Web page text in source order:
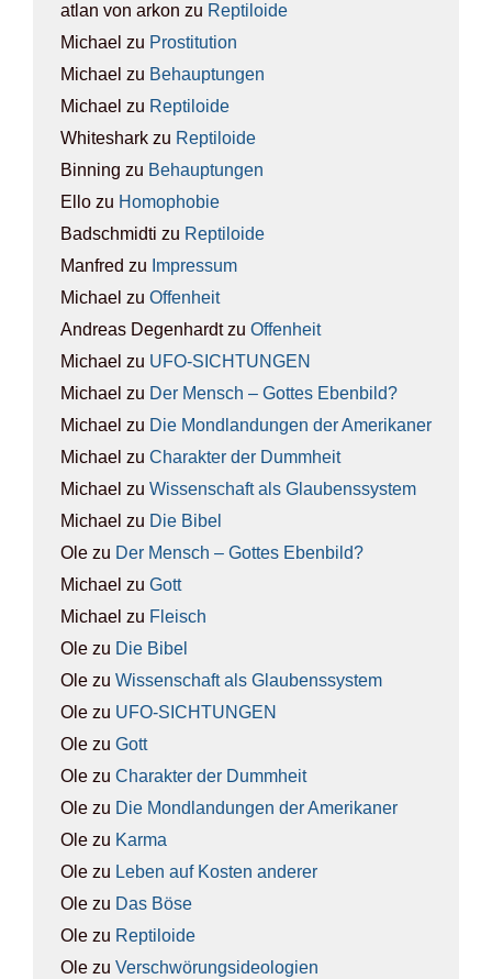
atlan von arkon zu Rep­ti­lo­ide
Michael zu Pro­sti­tu­ti­on
Michael zu Behaup­tun­gen
Michael zu Rep­ti­lo­ide
Whiteshark zu Rep­ti­lo­ide
Binning zu Behaup­tun­gen
Ello zu Homo­pho­bie
Badschmidti zu Rep­ti­lo­ide
Manfred zu Impres­sum
Michael zu Offen­heit
Andreas Degenhardtzu Offen­heit
Michael zu UFO-SICH­TUN­GEN
Michael zu Der Mensch – Got­tes Eben­bild?
Michael zu Die Mond­lan­dun­gen der Ame­ri­ka­ner
Michael zu Cha­rak­ter der Dumm­heit
Michael zu Wis­sen­schaft als Glau­bens­sys­tem
Michael zu Die Bibel
Ole zu Der Mensch – Got­tes Eben­bild?
Michael zu Gott
Michael zu Fleisch
Ole zu Die Bibel
Ole zu Wis­sen­schaft als Glau­bens­sys­tem
Ole zu UFO-SICH­TUN­GEN
Ole zu Gott
Ole zu Cha­rak­ter der Dumm­heit
Ole zu Die Mond­lan­dun­gen der Ame­ri­ka­ner
Ole zu Kar­ma
Ole zu Leben auf Kos­ten ande­rer
Ole zu Das Böse
Ole zu Rep­ti­lo­ide
Ole zu Ver­schwö­rungs­ideo­lo­gien